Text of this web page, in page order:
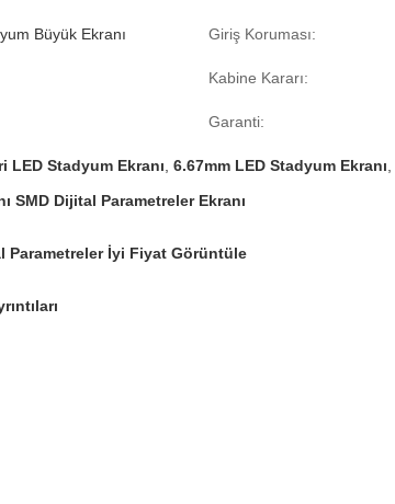
Büyük Ekranı Giriş Koruması:
Kabine Kararı:
Garanti:
LED Stadyum Ekranı 6.67mm LED Stadyum Ekranı
SMD Dijital Parametreler Ekranı
Parametreler İyi Fiyat Görüntüle